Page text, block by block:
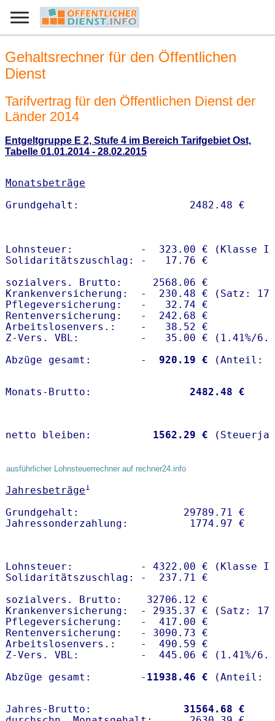
Gehaltsrechner für den Öffentlichen
Dienst
Tarifvertrag für den Öffentlichen Dienst der
Länder 2014
Entgeltgruppe E 2, Stufe 4 im Bereich Tarifgebiet Ost,
Tabelle 01.01.2014 - 28.02.2015
Monatsbeträge
Lohnsteuer:           -  323.00 € (Klasse I)
Solidaritätszuschlag: -   17.76 €
sozialvers. Brutto:     2568.06 €
Krankenversicherung:  -  230.48 € (Satz:
Pflegeversicherung:   -   32.74 €
Rentenversicherung:   -  242.68 €
Arbeitslosenvers.:    -   38.52 €
Z-Vers. VBL:          -   35.00 € ( 1.41%/
Abzüge gesamt:        -
  920.19 €
Monats-Brutto: 2482.48 €
netto bleiben: 1562.29 €
ausführlicher Lohnsteuerrechner auf rechner24.info
Jahresbeträge1
Grundgehalt:                 29789.71 €
Lohnsteuer:           - 4322.00 € (Klasse I)
Solidaritätszuschlag: -  237.71 €
sozialvers. Brutto:    32706.12 €
Krankenversicherung:  - 2935.37 € (Satz:
Pflegeversicherung:   -  417.00 €
Rentenversicherung:   - 3090.73 €
Arbeitslosenvers.:    -  490.59 €
Z-Vers. VBL:          -  445.06 € ( 1.41%/
Abzüge gesamt:        - 11938.46 €
Jahres-Brutto: 31564.68 €